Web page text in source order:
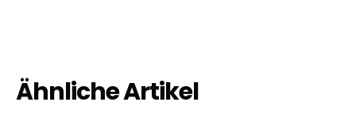
Ähnliche Artikel